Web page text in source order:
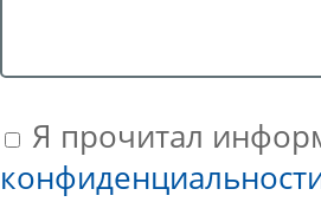
Я прочитал